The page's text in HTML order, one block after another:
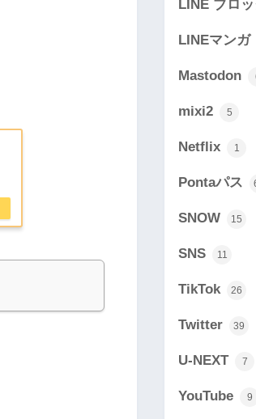
LINE ブロッ
LINEマンガ
Mastodon
mixi2 5
Netflix 1
Pontaパス
SNOW 15
SNS 11
TikTok 26
Twitter 39
U-NEXT 7
YouTube 9